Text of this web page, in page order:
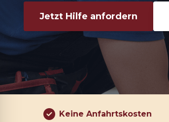
Jetzt Hilfe anfordern
Keine Anfahrtskosten